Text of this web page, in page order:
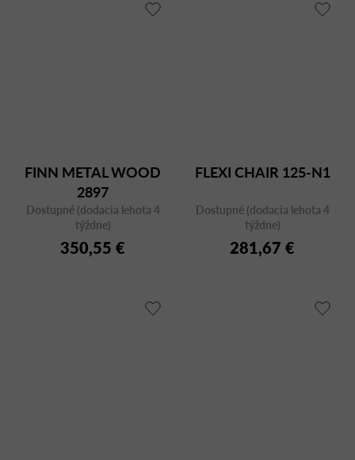
FINN METAL WOOD
2897
Dostupné (dodacia lehota 4
týždne)
350,55 €
FLEXI CHAIR 125-N1
Dostupné (dodacia lehota 4
týždne)
281,67 €